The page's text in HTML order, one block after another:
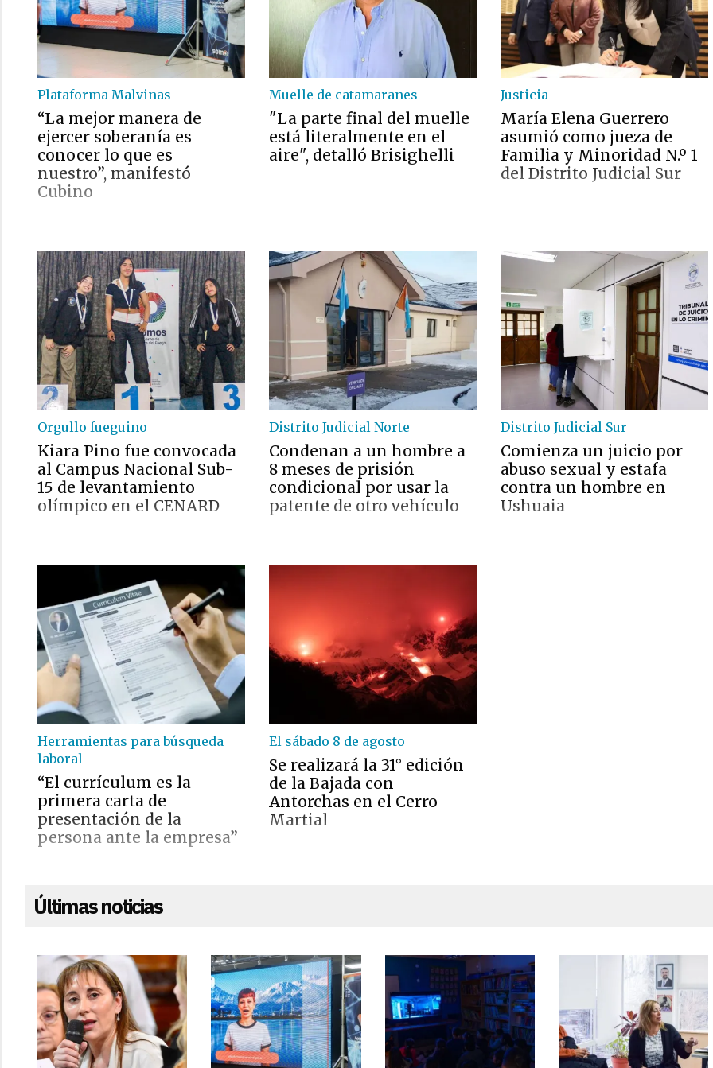
Plataforma Malvinas
“La mejor manera de
ejercer soberanía es
conocer lo que es
nuestro”, manifestó
Cubino
Muelle de catamaranes
"La parte final del muelle
está literalmente en el
aire", detalló Brisighelli
Justicia
María Elena Guerrero
asumió como jueza de
Familia y Minoridad N.º 1
del Distrito Judicial Sur
Orgullo fueguino
Kiara Pino fue convocada
al Campus Nacional Sub-
15 de levantamiento
olímpico en el CENARD
Distrito Judicial Norte
Condenan a un hombre a
8 meses de prisión
condicional por usar la
patente de otro vehículo
Distrito Judicial Sur
Comienza un juicio por
abuso sexual y estafa
contra un hombre en
Ushuaia
Herramientas para búsqueda
laboral
“El currículum es la
primera carta de
presentación de la
persona ante la empresa”
El sábado 8 de agosto
Se realizará la 31° edición
de la Bajada con
Antorchas en el Cerro
Martial
Últimas noticias